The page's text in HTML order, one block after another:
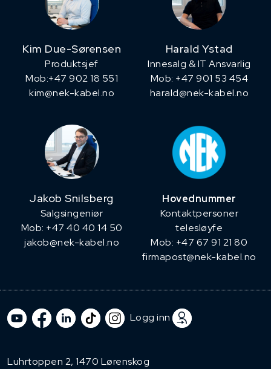
Kim Due-Sørensen
Produktsjef
​Mob:+47 902 18 551
kim@nek-kabel.no
Harald Ystad
Innesalg & IT Ansvarlig
Mob: +47 901 53 454
harald@nek-kabel.no
Jakob Snilsberg
​Salgsingeniør
Mob: +47 40 40 14 50
jakob@nek-kabel.no
Hovednummer
Kontaktpersoner
telesløyfe
Mob: +47 67 91 21 80
firmapost@nek-kabel.no
Logg inn
Luhrtoppen 2, 1470 Lørenskog